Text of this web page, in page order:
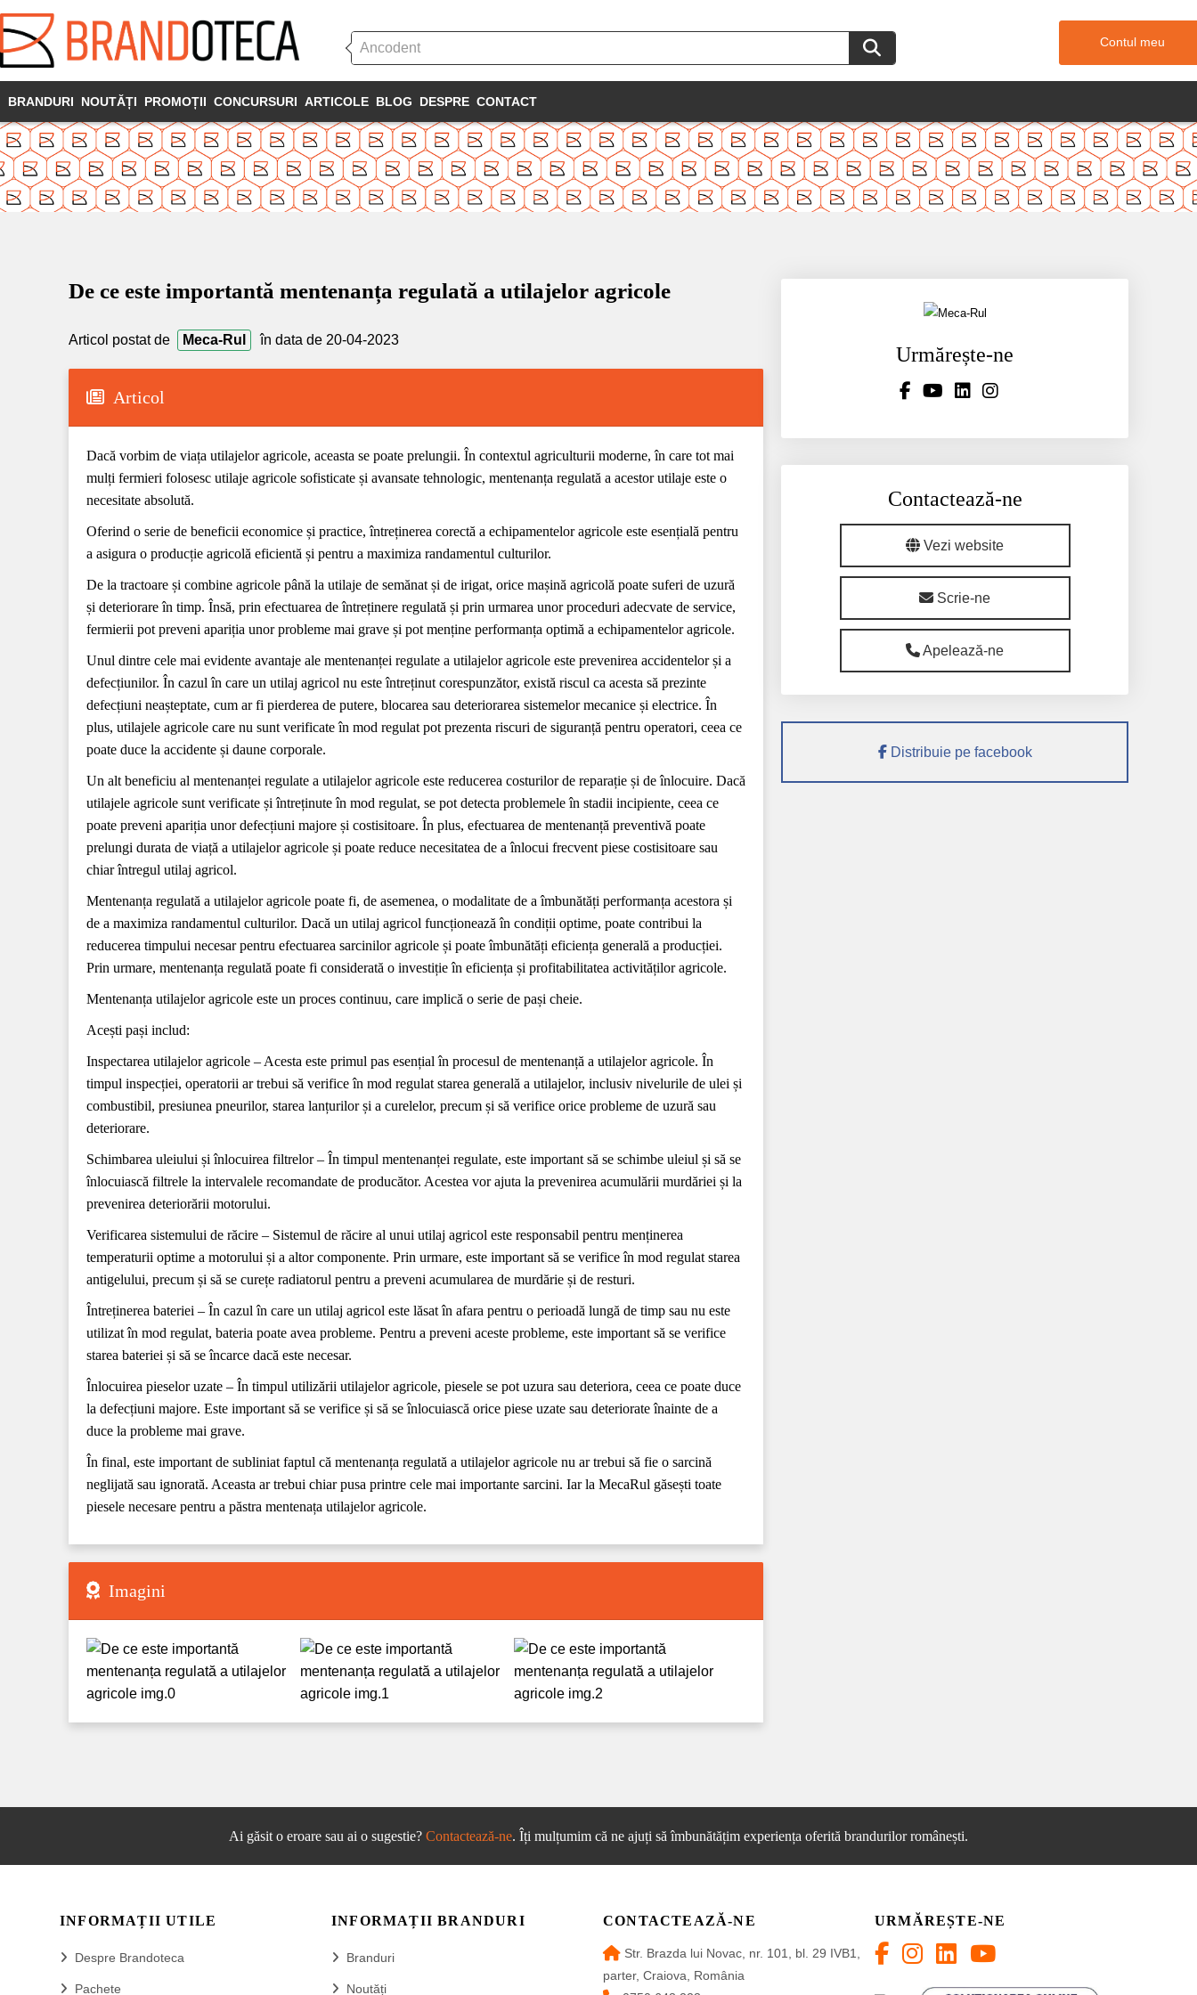
Contul meu
BRANDURI NOUTĂȚI PROMOȚII CONCURSURI ARTICOLE BLOG DESPRE CONTACT
De ce este importantă mentenanța regulată a utilajelor agricole
Articol postat de Meca-Rul în data de 20-04-2023
Articol
Dacă vorbim de viața utilajelor agricole, aceasta se poate prelungii. În contextul agriculturii moderne, în care tot mai
mulți fermieri folosesc utilaje agricole sofisticate și avansate tehnologic, mentenanța regulată a acestor utilaje este o
necesitate absolută.
Oferind o serie de beneficii economice și practice, întreținerea corectă a echipamentelor agricole este esențială pentru
a asigura o producție agricolă eficientă și pentru a maximiza randamentul culturilor.
De la tractoare și combine agricole până la utilaje de semănat și de irigat, orice mașină agricolă poate suferi de uzură
și deteriorare în timp. Însă, prin efectuarea de întreținere regulată și prin urmarea unor proceduri adecvate de service,
fermierii pot preveni apariția unor probleme mai grave și pot menține performanța optimă a echipamentelor agricole.
Unul dintre cele mai evidente avantaje ale mentenanței regulate a utilajelor agricole este prevenirea accidentelor și a
defecțiunilor. În cazul în care un utilaj agricol nu este întreținut corespunzător, există riscul ca acesta să prezinte
defecțiuni neașteptate, cum ar fi pierderea de putere, blocarea sau deteriorarea sistemelor mecanice și electrice. În
plus, utilajele agricole care nu sunt verificate în mod regulat pot prezenta riscuri de siguranță pentru operatori, ceea ce
poate duce la accidente și daune corporale.
Un alt beneficiu al mentenanței regulate a utilajelor agricole este reducerea costurilor de reparație și de înlocuire. Dacă
utilajele agricole sunt verificate și întreținute în mod regulat, se pot detecta problemele în stadii incipiente, ceea ce
poate preveni apariția unor defecțiuni majore și costisitoare. În plus, efectuarea de mentenanță preventivă poate
prelungi durata de viață a utilajelor agricole și poate reduce necesitatea de a înlocui frecvent piese costisitoare sau
chiar întregul utilaj agricol.
Mentenanța regulată a utilajelor agricole poate fi, de asemenea, o modalitate de a îmbunătăți performanța acestora și
de a maximiza randamentul culturilor. Dacă un utilaj agricol funcționează în condiții optime, poate contribui la
reducerea timpului necesar pentru efectuarea sarcinilor agricole și poate îmbunătăți eficiența generală a producției.
Prin urmare, mentenanța regulată poate fi considerată o investiție în eficiența și profitabilitatea activităților agricole.
Mentenanța utilajelor agricole este un proces continuu, care implică o serie de pași cheie.
Acești pași includ:
Inspectarea utilajelor agricole – Acesta este primul pas esențial în procesul de mentenanță a utilajelor agricole. În
timpul inspecției, operatorii ar trebui să verifice în mod regulat starea generală a utilajelor, inclusiv nivelurile de ulei și
combustibil, presiunea pneurilor, starea lanțurilor și a curelelor, precum și să verifice orice probleme de uzură sau
deteriorare.
Schimbarea uleiului și înlocuirea filtrelor – În timpul mentenanței regulate, este important să se schimbe uleiul și să se
înlocuiască filtrele la intervalele recomandate de producător. Acestea vor ajuta la prevenirea acumulării murdăriei și la
prevenirea deteriorării motorului.
Verificarea sistemului de răcire – Sistemul de răcire al unui utilaj agricol este responsabil pentru menținerea
temperaturii optime a motorului și a altor componente. Prin urmare, este important să se verifice în mod regulat starea
antigelului, precum și să se curețe radiatorul pentru a preveni acumularea de murdărie și de resturi.
Întreținerea bateriei – În cazul în care un utilaj agricol este lăsat în afara pentru o perioadă lungă de timp sau nu este
utilizat în mod regulat, bateria poate avea probleme. Pentru a preveni aceste probleme, este important să se verifice
starea bateriei și să se încarce dacă este necesar.
Înlocuirea pieselor uzate – În timpul utilizării utilajelor agricole, piesele se pot uzura sau deteriora, ceea ce poate duce
la defecțiuni majore. Este important să se verifice și să se înlocuiască orice piese uzate sau deteriorate înainte de a
duce la probleme mai grave.
În final, este important de subliniat faptul că mentenanța regulată a utilajelor agricole nu ar trebui să fie o sarcină
neglijată sau ignorată. Aceasta ar trebui chiar pusa printre cele mai importante sarcini. Iar la MecaRul găsești toate
piesele necesare pentru a păstra mentenața utilajelor agricole.
Imagini
Urmărește-ne
Contactează-ne
Vezi website
Scrie-ne
Apelează-ne
Distribuie pe facebook
Ai găsit o eroare sau ai o sugestie? Contactează-ne. Îți mulțumim că ne ajuți să îmbunătățim experiența oferită brandurilor românești.
INFORMAȚII UTILE
Despre Brandoteca
Pachete
INFORMAȚII BRANDURI
Branduri
Noutăți
CONTACTEAZĂ-NE
Str. Brazda lui Novac, nr. 101, bl. 29 IVB1,
parter, Craiova, România
URMĂREȘTE-NE